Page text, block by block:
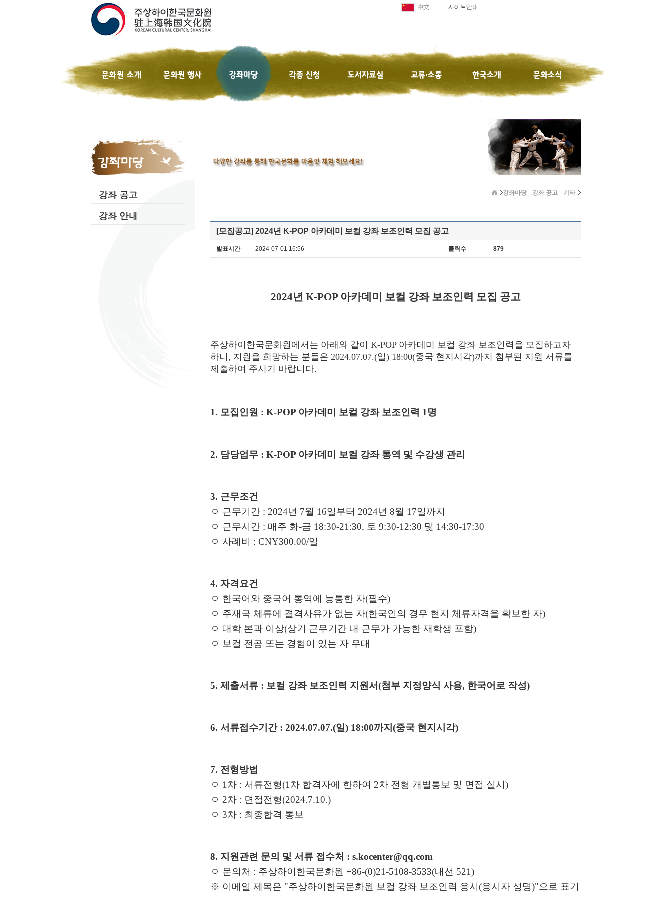
강좌마당 강좌 공고 기타
[모집공고] 2024년 K-POP 아카데미 보컬 강좌 보조인력 모집 공고
발표시간 2024-07-01 16:56 클릭수 879
2024년 K-POP 아카데미 보컬 강좌 보조인력 모집 공고
주상하이한국문화원에서는 아래와 같이 K-POP 아카데미 보컬 강좌 보조인력을 모집하고자
하니 , 지원을 희망하는 분들은 2024.07.07.(일) 18:00(중국 현지시각)까지 첨부된 지원 서류를
제출하여 주시기 바랍니다.
1. 모집인원 : K-POP 아카데미 보컬 강좌 보조인력 1 명
2. 담당업무 : K-POP 아카데미 보컬 강좌 통역 및 수강생 관리
3. 근무조건
ㅇ 근무기간 : 2024년 7월 16일부터 2024년 8월 17일까지
ㅇ 근무시간 : 매주 화-금 18:30-21:30, 토 9:30-12:30 및 14:30-17:30
ㅇ 사례비 : CNY300.00/일
4. 자격요건
ㅇ 한국어와 중국어 통역에 능통한 자(필수)
ㅇ 주재국 체류에 결격사유가 없는 자(한국인의 경우 현지 체류자격을 확보한 자)
ㅇ 대학 본과 이상(상기 근무기간 내 근무가 가능한 재학생 포함)
ㅇ 보컬 전공 또는 경험이 있는 자 우대
5. 제출서류 : 보컬 강좌 보조인력 지원서(첨부 지정양식 사용, 한국어로 작성)
6. 서류접수기간 : 2024.07.07.(일) 18:00까지 (중국 현지시각)
7. 전형방법
ㅇ 1 차 : 서류전형(1 차 합격자에 한하여 2차 전형 개별통보 및 면접 실시 )
ㅇ 2차 : 면접전형(2024.7.10.)
ㅇ 3차 : 최종합격 통보
8. 지원관련 문의 및 서류 접수처 : s.kocenter@qq.com
ㅇ 문의처 : 주상하이한국문화원 +86-(0)21-5108-3533(내선 521)
※ 이메일 제목은 "주상하이한국문화원 보컬 강좌 보조인력 응시 (응시자 성명)"으로 표기